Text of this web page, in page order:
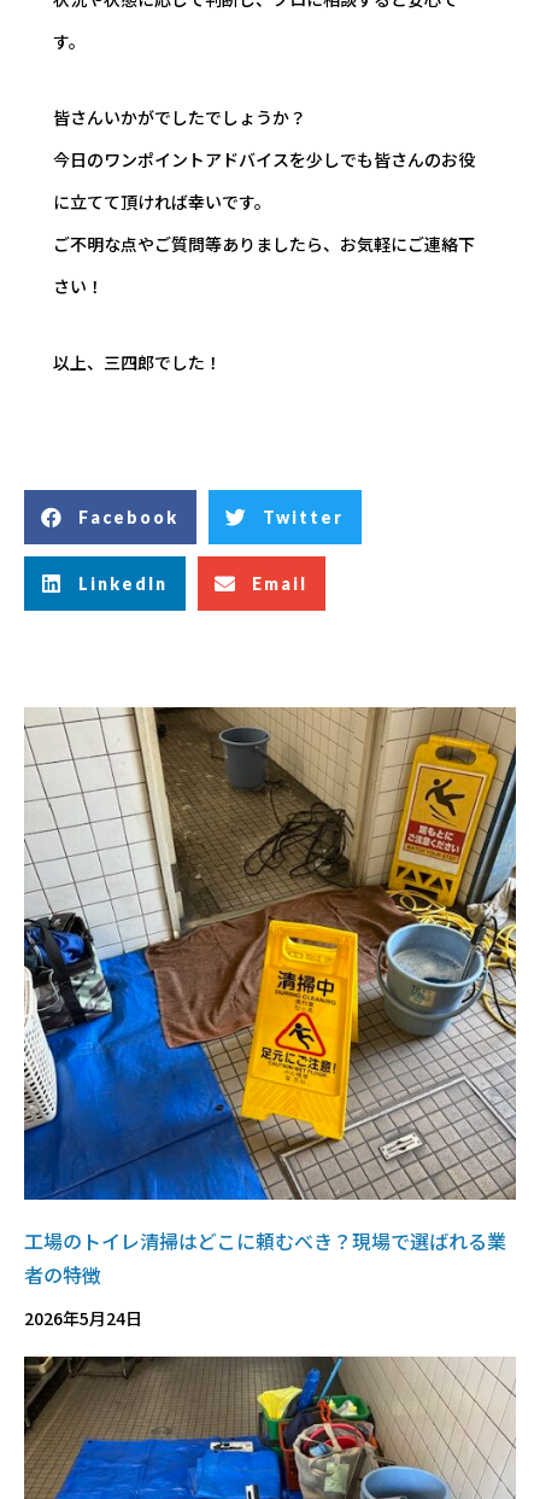
す。
皆さんいかがでしたでしょうか？
今日のワンポイントアドバイスを少しでも皆さんのお役
に立てて頂ければ幸いです。
ご不明な点やご質問等ありましたら、お気軽にご連絡下
さい！
以上、三四郎でした！
Facebook Twitter
LinkedIn Email
工場のトイレ清掃はどこに頼むべき？現場で選ばれる業
者の特徴
2026年5月24日